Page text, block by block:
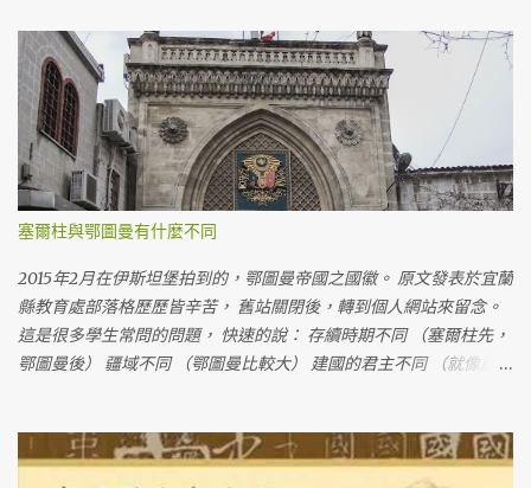
塞爾柱與鄂圖曼有什麼不同
2015年2月在伊斯坦堡拍到的，鄂圖曼帝國之國徽。 原文發表於宜蘭
縣教育處部落格歷歷皆辛苦， 舊站關閉後，轉到個人網站來留念。
這是很多學生常問的問題， 快速的說： 存續時期不同 （塞爾柱先，
鄂圖曼後） 疆域不同 （鄂圖曼比較大） 建國的君主不同 （就像唐